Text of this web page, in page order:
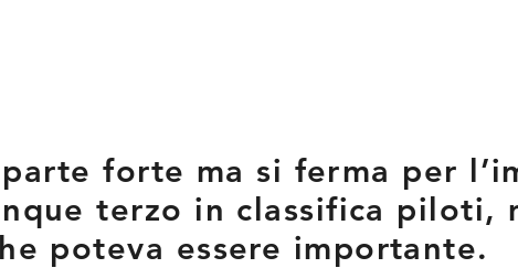
forte ma si ferma per
terzo in classifica piloti,
poteva essere importante.